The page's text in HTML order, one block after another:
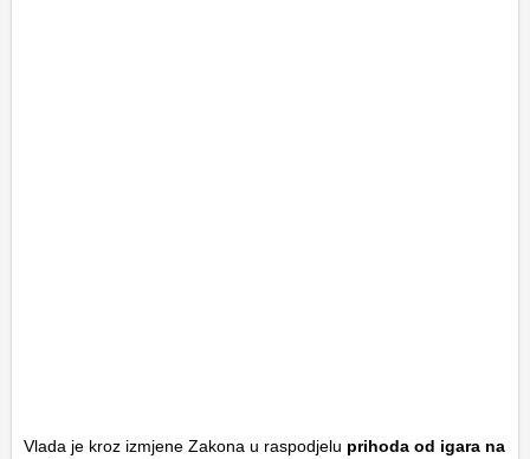
Vlada je kroz izmjene Zakona u raspodjelu prihoda od igara na